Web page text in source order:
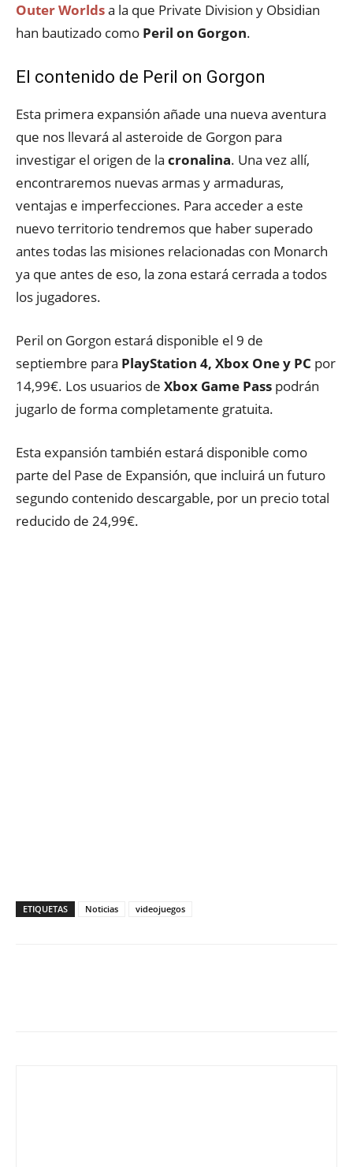
Outer Worldsa la que Private Division y Obsidian
han bautizado como Peril on Gorgon.
El contenido de Peril on Gorgon
Esta primera expansión añade una nueva aventura
que nos llevará al asteroide de Gorgon para
investigar el origen de la cronalina. Una vez allí,
encontraremos nuevas armas y armaduras,
ventajas e imperfecciones. Para acceder a este
nuevo territorio tendremos que haber superado
antes todas las misiones relacionadas con Monarch
ya que antes de eso, la zona estará cerrada a todos
los jugadores.
Peril on Gorgon estará disponible el 9 de
septiembre para PlayStation 4, Xbox One y PC por
14,99€. Los usuarios de Xbox Game Pass podrán
jugarlo de forma completamente gratuita.
Esta expansión también estará disponible como
parte del Pase de Expansión, que incluirá un futuro
segundo contenido descargable, por un precio total
reducido de 24,99€.
ETIQUETAS Noticias videojuegos